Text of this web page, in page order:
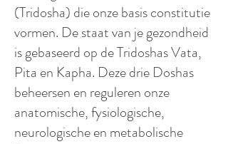
(Tridosha) die onze basis constitutie
vormen. De staat van je gezondheid
is gebaseerd op de Tridoshas Vata,
Pita en Kapha. Deze drie Doshas
beheersen en reguleren onze
anatomische, fysiologische,
neurologische en metabolische